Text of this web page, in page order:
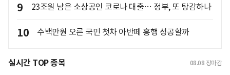
9 23조원 남은 소상공인 코로나 대출… 정부, 또 탕감하나
10 수백만원 오른 국민 첫차 아반떼 흥행 성공할까
실시간 TOP 종목 08.08 장마감